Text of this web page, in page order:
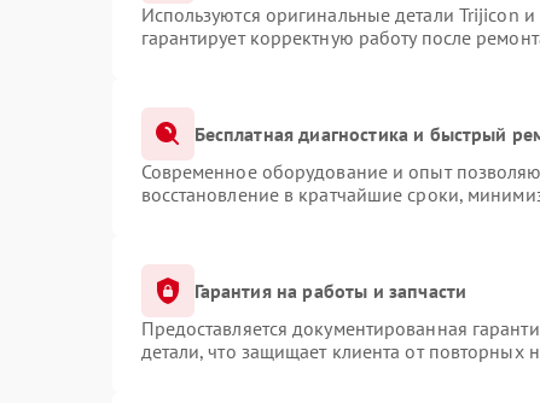
Используются оригинальные детали
гарантирует корректную работу после
Бесплатная диагностика и быстрый
Современное оборудование и опыт
восстановление в кратчайшие сроки,
Гарантия на работы и запчасти
Предоставляется документированная
детали, что защищает клиента от повторных